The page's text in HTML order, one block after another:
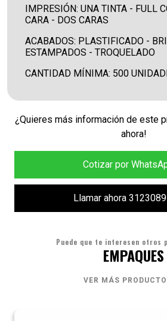
IMPRESIÓN: UNA TINTA - FULL
CARA - DOS CARAS
ACABADOS: PLASTIFICADO -
ESTAMPADOS - TROQUELADO
CANTIDAD MÍNIMA: 500
¿Quieres más información de este
ahora!
Cotizar por
Llamar ahora
Puede que te interesen otros
EMPAQUES
VER MÁS